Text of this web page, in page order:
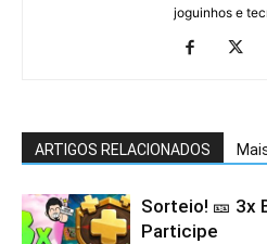
joguinhos e
ARTIGOS RELACIONADOS
Sorteio! 🎫 3x
Participe